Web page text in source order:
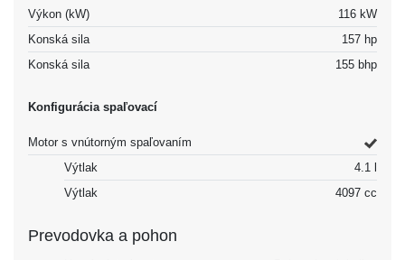
Výkon (kW)
116 kW
Konská sila
157 hp
Konská sila
155 bhp
Konfigurácia spaľovací
Motor s vnútorným spaľovaním
Výtlak
4.1 l
Výtlak
4097 cc
Prevodovka a pohon